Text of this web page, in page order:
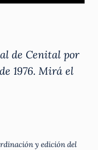
de Cenital por
1976. Mirá el
y edición del